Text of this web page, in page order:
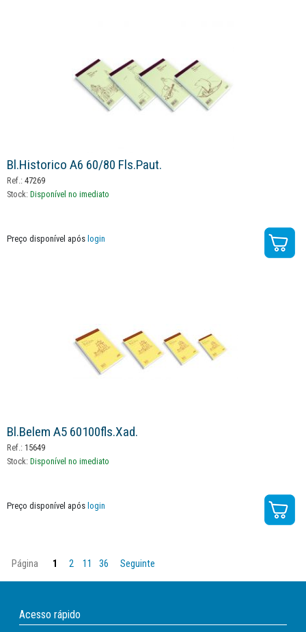
Bl.historico A6 60/80 Fls.paut.
Ref.: 47269
Stock: Disponível no imediato
Preço disponível após login
Bl.belem A5 60100fls.xad.
Ref.: 15649
Stock: Disponível no imediato
Preço disponível após login
Página 1 2 11 36 Seguinte
Acesso rápido